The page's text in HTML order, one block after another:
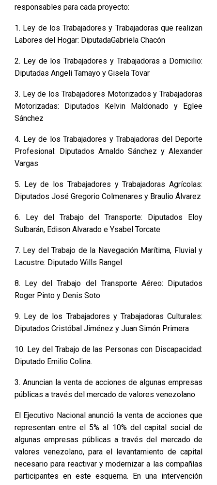
responsables para cada proyecto:
1. Ley de los Trabajadores y Trabajadoras que realizan
Labores del Hogar: DiputadaGabriela Chacón
2. Ley de los Trabajadores y Trabajadoras a Domicilio:
Diputadas Angeli Tamayo y Gisela Tovar
3. Ley de los Trabajadores Motorizados y Trabajadoras
Motorizadas: Diputados Kelvin Maldonado y Eglee
Sánchez
4. Ley de los Trabajadores y Trabajadoras del Deporte
Profesional: Diputados Arnaldo Sánchez y Alexander
Vargas
5. Ley de los Trabajadores y Trabajadoras Agrícolas:
Diputados José Gregorio Colmenares y Braulio Álvarez
6. Ley del Trabajo del Transporte: Diputados Eloy
Sulbarán, Edison Alvarado e Ysabel Torcate
7. Ley del Trabajo de la Navegación Marítima, Fluvial y
Lacustre: Diputado Wills Rangel
8. Ley del Trabajo del Transporte Aéreo: Diputados
Roger Pinto y Denis Soto
9. Ley de los Trabajadores y Trabajadoras Culturales:
Diputados Cristóbal Jiménez y Juan Simón Primera
10. Ley del Trabajo de las Personas con Discapacidad:
Diputado Emilio Colina.
3. Anuncian la venta de acciones de algunas empresas
públicas a través del mercado de valores venezolano
El Ejecutivo Nacional anunció la venta de acciones que
representan entre el 5% al 10% del capital social de
algunas empresas públicas a través del mercado de
valores venezolano, para el levantamiento de capital
necesario para reactivar y modernizar a las compañías
participantes en este esquema. En una intervención